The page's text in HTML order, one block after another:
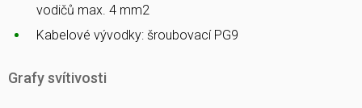
vodičů max. 4 mm2
Kabelové vývodky: šroubovací PG9
Grafy svítivosti